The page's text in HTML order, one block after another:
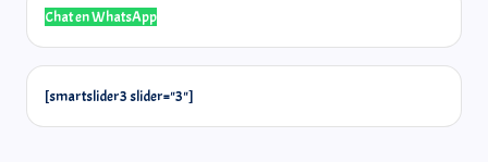
Chat en WhatsApp
[smartslider3 slider="3"]